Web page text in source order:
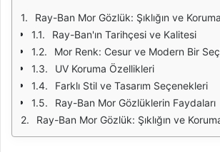
Ray-Ban Mor Gözlük: Şıklığın ve
Ray-Ban'ın Tarihçesi ve Kalitesi
Mor Renk: Cesur ve Modern Bir
UV Koruma Özellikleri
Farklı Stil ve Tasarım Seçenekleri
Ray-Ban Mor Gözlüklerin Faydaları
Ray-Ban Mor Gözlük: Şıklığın ve